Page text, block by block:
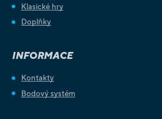
Klasické hry
Doplňky
INFORMACE
Kontakty
Bodový systém